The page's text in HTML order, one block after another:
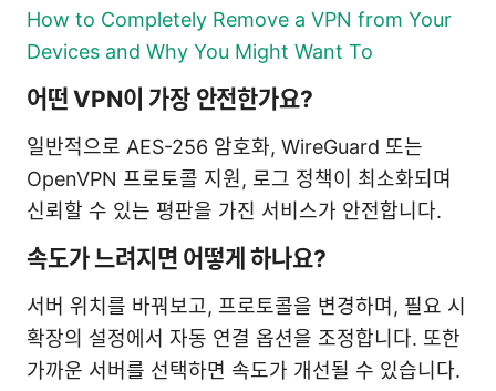
How to Completely Remove a VPN from Your
Devices and Why You Might Want To
어떤 VPN이 가장 안전한가요?
일반적으로 AES-256 암호화, WireGuard 또는
OpenVPN 프로토콜 지원, 로그 정책이 최소화되며
신뢰할 수 있는 평판을 가진 서비스가 안전합니다.
속도가 느려지면 어떻게 하나요?
서버 위치를 바꿔보고, 프로토콜을 변경하며, 필요 시
확장의 설정에서 자동 연결 옵션을 조정합니다. 또한
가까운 서버를 선택하면 속도가 개선될 수 있습니다.